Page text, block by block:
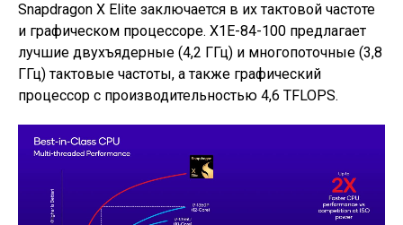
Snapdragon X Elite заключается в их тактовой частоте
и графическом процессоре. X1E-84-100 предлагает
лучшие двухъядерные (4,2 ГГц) и многопоточные (3,8
ГГц) тактовые частоты, а также графический
процессор с производительностью 4,6 TFLOPS.